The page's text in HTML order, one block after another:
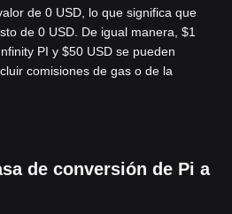
de 0 USD, lo que significa que
de 0 USD. De igual manera, $1
PI y $50 USD se pueden
comisiones de gas o de la
de conversión de Pi a